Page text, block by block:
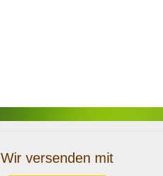
Wir versenden mit